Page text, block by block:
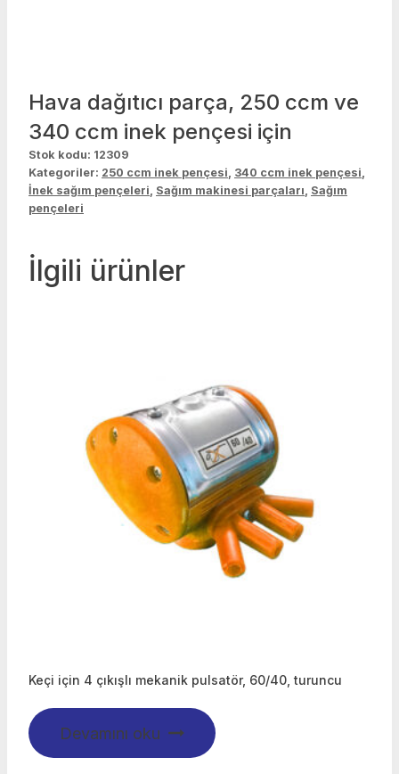
Hava dağıtıcı parça, 250 ccm ve
340 ccm inek pençesi için
Stok kodu: 12309
Kategoriler: 250 ccm inek pençesi, 340 ccm inek pençesi,
İnek sağım pençeleri, Sağım makinesi parçaları, Sağım
pençeleri
İlgili ürünler
Keçi için 4 çıkışlı mekanik pulsatör, 60/40, turuncu
Devamını oku